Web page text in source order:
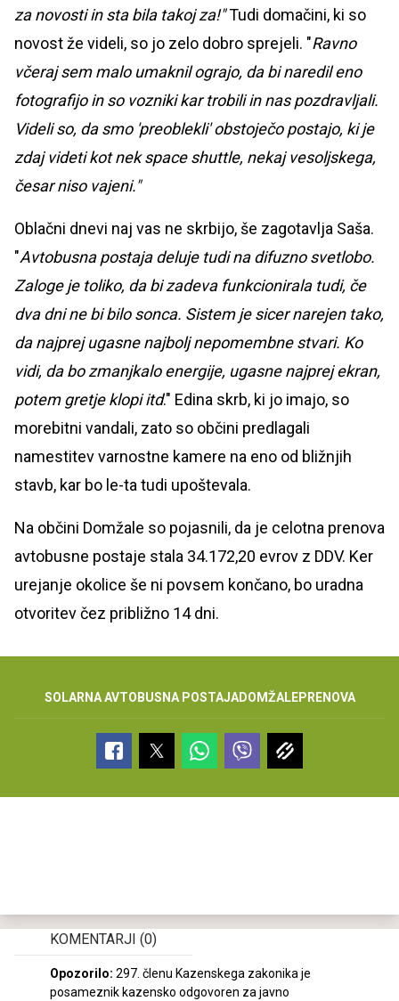
za novosti in sta bila takoj za!"Tudi domačini, ki so
novost že videli, so jo zelo dobro sprejeli. "Ravno
včeraj sem malo umaknil ograjo, da bi naredil eno
fotografijo in so vozniki kar trobili in nas pozdravljali.
Videli so, da smo 'preoblekli' obstoječo postajo, ki je
zdaj videti kot nek space shuttle, nekaj vesoljskega,
česar niso vajeni."
Oblačni dnevi naj vas ne skrbijo, še zagotavlja Saša.
"Avtobusna postaja deluje tudi na difuzno svetlobo.
Zaloge je toliko, da bi zadeva funkcionirala tudi, če
dva dni ne bi bilo sonca. Sistem je sicer narejen tako,
da najprej ugasne najbolj nepomembne stvari. Ko
vidi, da bo zmanjkalo energije, ugasne najprej ekran,
potem gretje klopi itd." Edina skrb, ki jo imajo, so
morebitni vandali, zato so občini predlagali
namestitev varnostne kamere na eno od bližnjih
stavb, kar bo le-ta tudi upoštevala.
Na občini Domžale so pojasnili, da je celotna prenova
avtobusne postaje stala 34.172,20 evrov z DDV. Ker
urejanje okolice še ni povsem končano, bo uradna
otvoritev čez približno 14 dni.
SOLARNA AVTOBUSNA POSTAJADOMŽALEPRENOVA
KOMENTARJI (0)
Opozorilo: 297. členu Kazenskega zakonika je
posameznik kazensko odgovoren za javno